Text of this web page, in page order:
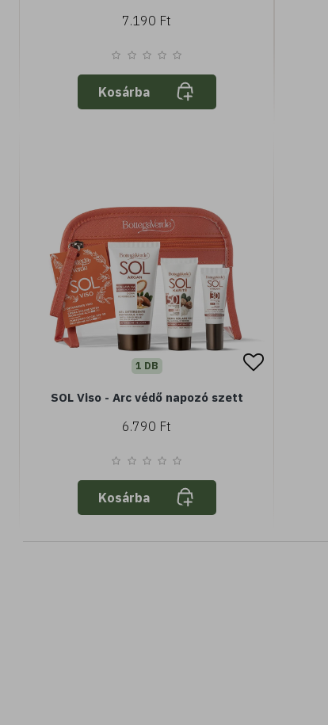
SPF15 közepes védelem
7.190 Ft
Kosárba
1 DB
SOL Viso - Arc védő napozó szett
6.790 Ft
Kosárba